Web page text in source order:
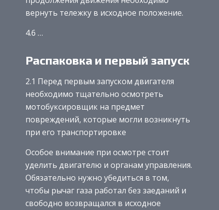
вернуть тележку в исходное положение.
4.6 …
Распаковка и первый запуск
2.1 Перед первым запуском двигателя
необходимо тщательно осмотреть
мотобуксировщик на предмет
повреждений, которые могли возникнуть
при его транспортировке
Особое внимание при осмотре стоит
уделить двигателю и органам управления.
Обязательно нужно убедиться в том,
чтобы рычаг газа работал без заеданий и
свободно возвращался в исходное